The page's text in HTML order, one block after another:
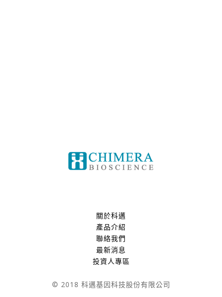
關於科邁
產品介紹
聯絡我們
最新消息
投資人專區
© 2018 科邁基因科技股份有限公司